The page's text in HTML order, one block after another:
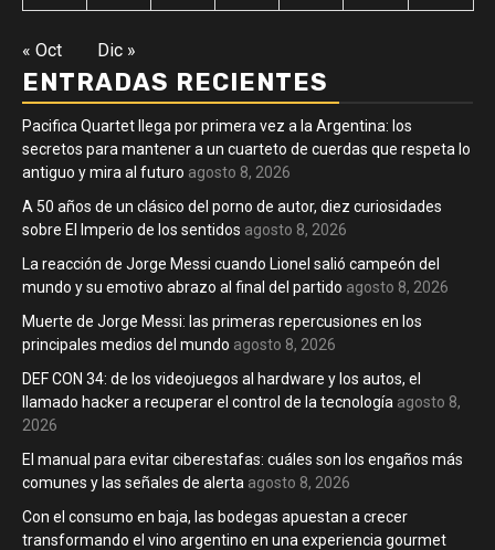
« Oct Dic »
ENTRADAS RECIENTES
Pacifica Quartet llega por primera vez a la Argentina: los
secretos para mantener a un cuarteto de cuerdas que respeta lo
antiguo y mira al futuro agosto 8, 2026
A 50 años de un clásico del porno de autor, diez curiosidades
sobre El Imperio de los sentidos agosto 8, 2026
La reacción de Jorge Messi cuando Lionel salió campeón del
mundo y su emotivo abrazo al final del partido agosto 8, 2026
Muerte de Jorge Messi: las primeras repercusiones en los
principales medios del mundo agosto 8, 2026
DEF CON 34: de los videojuegos al hardware y los autos, el
llamado hacker a recuperar el control de la tecnología agosto 8,
2026
El manual para evitar ciberestafas: cuáles son los engaños más
comunes y las señales de alerta agosto 8, 2026
Con el consumo en baja, las bodegas apuestan a crecer
transformando el vino argentino en una experiencia gourmet